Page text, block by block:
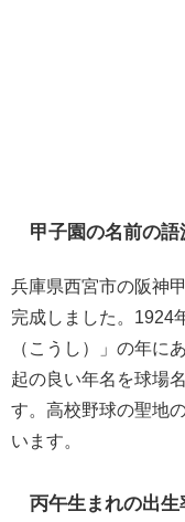
甲子園の名前の
兵庫県西宮市の阪神
完成しました。1924
（こうし）」の年に
起の良い年名を球場
す。高校野球の聖地
います。
丙午生まれの出